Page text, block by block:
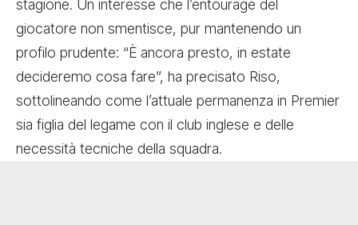
stagione. Un interesse che l’entourage del
giocatore non smentisce, pur mantenendo un
profilo prudente: “È ancora presto, in estate
decideremo cosa fare”, ha precisato Riso,
sottolineando come l’attuale permanenza in Premier
sia figlia del legame con il club inglese e delle
necessità tecniche della squadra.